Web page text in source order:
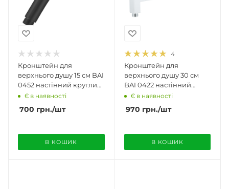
Кронштейн для
верхнього душу 15 см BAI
0452 настінний круглий
матовий чорний
Є в наявності
700 грн./шт
В КОШИК
4
Кронштейн для
верхнього душу 30 см
BAI 0422 настінний
квадратний
полірований хром
Є в наявності
970 грн./шт
В КОШИК